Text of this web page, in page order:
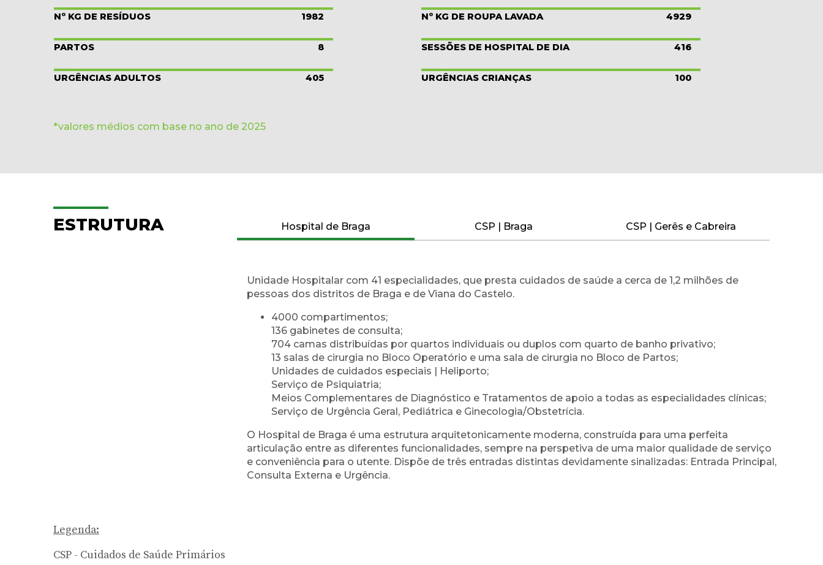
Nº KG DE RESÍDUOS 1982 Nº KG DE ROUPA LAVADA 4929
PARTOS 8 SESSÕES DE HOSPITAL DE DIA 416
URGÊNCIAS ADULTOS 405 URGÊNCIAS CRIANÇAS 100
*valores médios com base no ano de 2025
ESTRUTURA Hospital de Braga
Unidade Hospitalar com 41 especialidades, que presta cuidados de saúde a cerca de 1,2 milhões de
pessoas dos distritos de Braga e de Viana do Castelo.
4000 compartimentos;
136 gabinetes de consulta;
704 camas distribuídas por quartos individuais ou duplos com quarto de banho privativo;
13 salas de cirurgia no Bloco Operatório e uma sala de cirurgia no Bloco de Partos;
Unidades de cuidados especiais | Heliporto;
Serviço de Psiquiatria;
Meios Complementares de Diagnóstico e Tratamentos de apoio a todas as especialidades clínicas;
Serviço de Urgência Geral, Pediátrica e Ginecologia/Obstetrícia.
O Hospital de Braga é uma estrutura arquitetonicamente moderna, construída para uma perfeita
articulação entre as diferentes funcionalidades, sempre na perspetiva de uma maior qualidade de serviço
e conveniência para o utente. Dispõe de três entradas distintas devidamente sinalizadas: Entrada Principal,
Consulta Externa e Urgência.
CSP | Braga CSP | Gerês e Cabreira
Legenda:
CSP - Cuidados de Saúde Primários